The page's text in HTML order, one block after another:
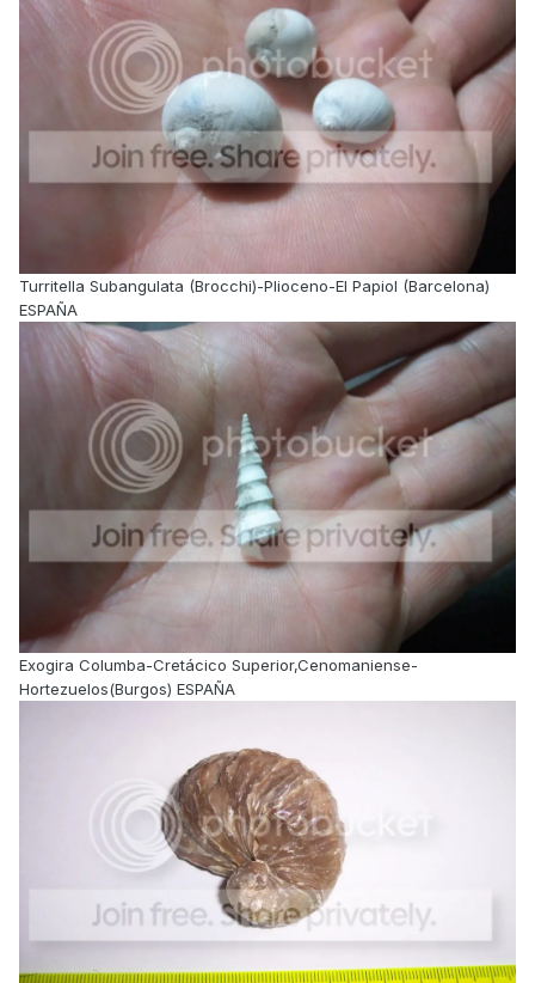
Turritella Subangulata (Brocchi)-Plioceno-El Papiol (Barcelona)
ESPAÑA
Exogira Columba-Cretácico Superior,Cenomaniense-
Hortezuelos(Burgos) ESPAÑA